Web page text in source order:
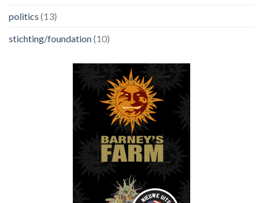
politics (13)
stichting/foundation(10)